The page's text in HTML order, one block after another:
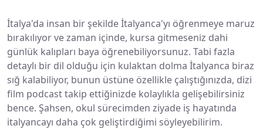
İtalya'da insan bir şekilde İtalyanca'yı öğrenmeye maruz
bırakılıyor ve zaman içinde, kursa gitmeseniz dahi
günlük kalıpları baya öğrenebiliyorsunuz. Tabi fazla
detaylı bir dil olduğu için kulaktan dolma İtalyanca biraz
sığ kalabiliyor, bunun üstüne özellikle çalıştığınızda, dizi
film podcast takip ettiğinizde kolaylıkla gelişebilirsiniz
bence. Şahsen, okul sürecimden ziyade iş hayatında
italyancayı daha çok geliştirdiğimi söyleyebilirim.